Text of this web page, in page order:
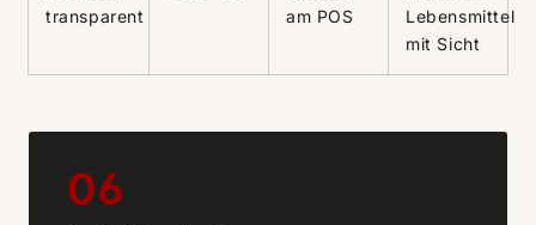
transparent
am POS
Lebensmittel
mit Sicht
06